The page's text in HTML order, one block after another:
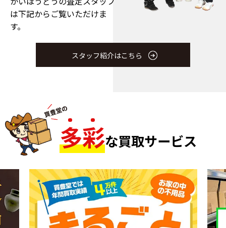
は下記からご覧いただけま
す。
スタッフ紹介はこちら
多彩な買取サービス